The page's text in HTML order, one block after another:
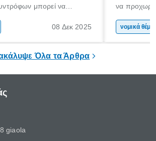
μπορεί να
πληθαίνουν και η08 Δεκ 2025
να
θέλεις
Όλα τα Άρθρα
giaola